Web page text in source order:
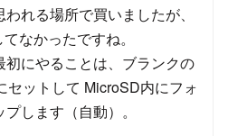
れる場所で買いましたが、
なかったですね。
初にやることは、ブランクの
セットして MicroSD内にフォ
します（自動）。